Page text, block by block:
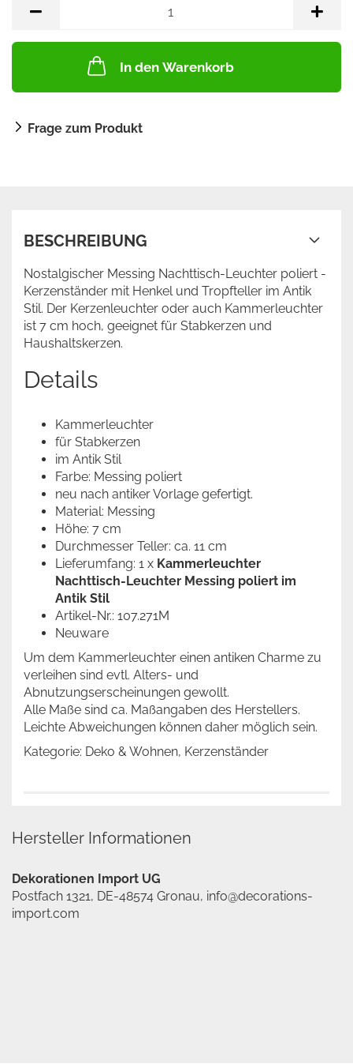
In den Warenkorb
Frage zum Produkt
BESCHREIBUNG
Nostalgischer Messing Nachttisch-Leuchter poliert -
Kerzenständer mit Henkel und Tropfteller im Antik
Stil. Der Kerzenleuchter oder auch Kammerleuchter
ist 7 cm hoch, geeignet für Stabkerzen und
Haushaltskerzen.
Details
Kammerleuchter
für Stabkerzen
im Antik Stil
Farbe: Messing poliert
neu nach antiker Vorlage gefertigt.
Material: Messing
Höhe: 7 cm
Durchmesser Teller: ca. 11 cm
Lieferumfang: 1 x Kammerleuchter
Nachttisch-Leuchter Messing poliert im
Antik Stil
Artikel-Nr.: 107.271M
Neuware
Um dem Kammerleuchter einen antiken Charme zu
verleihen sind evtl. Alters- und
Abnutzungserscheinungen gewollt.
Alle Maße sind ca. Maßangaben des Herstellers.
Leichte Abweichungen können daher möglich sein.
Kategorie: Deko & Wohnen, Kerzenständer
Hersteller Informationen
Dekorationen Import UG
Postfach 1321, DE-48574 Gronau, info@decorations-
import.com